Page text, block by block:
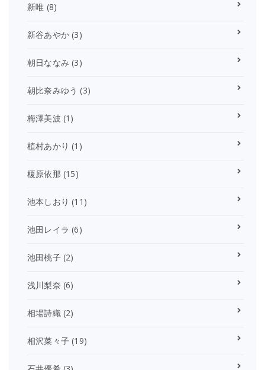
新唯 (8)
新谷あやか (3)
朝日ななみ (3)
朝比奈みゆう (3)
梅澤美波 (1)
植村あかり (1)
榎原依那 (15)
池本しおり (11)
池田レイラ (6)
池田桃子(2)
浅川梨奈 (6)
相場詩織 (2)
相沢菜々子 (19)